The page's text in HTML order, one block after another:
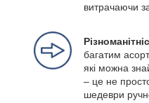
витрачаючи
багатим
які можна
– це не
шедеври